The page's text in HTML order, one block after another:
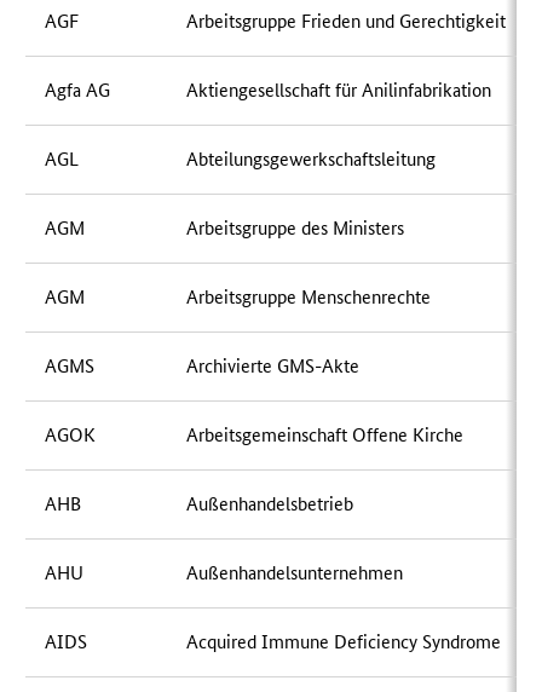
AGF Arbeitsgruppe Frieden und Gerechtigkeit
Agfa AG Aktiengesellschaft für Anilinfabrikation
AGL Abteilungsgewerkschaftsleitung
AGM Arbeitsgruppe des Ministers
AGM Arbeitsgruppe Menschenrechte
AGMS Archivierte GMS-Akte
AGOK Arbeitsgemeinschaft Offene Kirche
AHB Außenhandelsbetrieb
AHU Außenhandelsunternehmen
AIDS Acquired Immune Deficiency Syndrome